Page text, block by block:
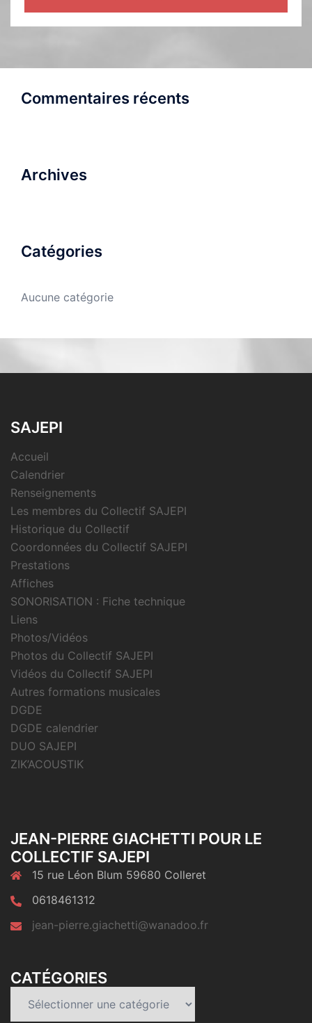
Commentaires récents
Archives
Catégories
Aucune catégorie
SAJEPI
Accueil
Calendrier
Renseignements
Les membres du Collectif SAJEPI
Historique du Collectif
Coordonnées du Collectif SAJEPI
Prestations
Affiches
SONORISATION : Fiche technique
Liens
Photos/Vidéos
Photos du Collectif SAJEPI
Vidéos du Collectif SAJEPI
Autres formations musicales
DGDE
DGDE calendrier
DUO SAJEPI
ZIK’ACOUSTIK
JEAN-PIERRE GIACHETTI POUR LE
COLLECTIF SAJEPI
15 rue Léon Blum 59680 Colleret
0618461312
jean-pierre.giachetti@wanadoo.fr
CATÉGORIES